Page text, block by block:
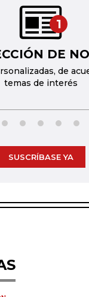
1
DE
de
temas de interés
SUSCRÍBASE YA